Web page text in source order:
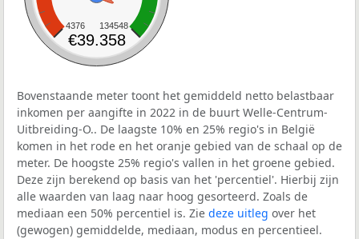
4376 134548
€39.358
Bovenstaande meter toont het gemiddeld netto belastbaar
inkomen per aangifte in 2022 in de buurt Welle-Centrum-
Uitbreiding-O.. De laagste 10% en 25% regio's in België
komen in het rode en het oranje gebied van de schaal op de
meter. De hoogste 25% regio's vallen in het groene gebied.
Deze zijn berekend op basis van het 'percentiel'. Hierbij zijn
alle waarden van laag naar hoog gesorteerd. Zoals de
mediaan een 50% percentiel is. Zie deze uitleg over het
(gewogen) gemiddelde, mediaan, modus en percentieel.